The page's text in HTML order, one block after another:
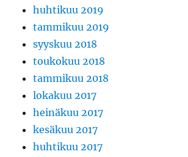
huhtikuu 2019
tammikuu 2019
syyskuu 2018
toukokuu 2018
tammikuu 2018
lokakuu 2017
heinäkuu 2017
kesäkuu 2017
huhtikuu 2017